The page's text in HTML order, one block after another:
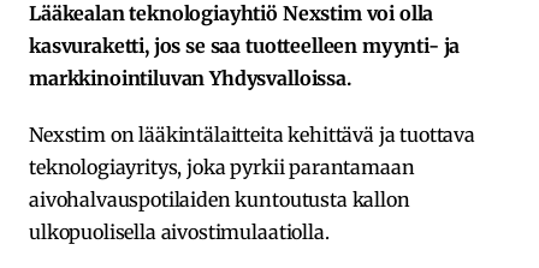
Lääkealan teknologiayhtiö Nexstim voi olla
kasvuraketti, jos se saa tuotteelleen myynti- ja
markkinointiluvan Yhdysvalloissa.
Nexstim on lääkintälaitteita kehittävä ja tuottava
teknologiayritys, joka pyrkii parantamaan
aivohalvauspotilaiden kuntoutusta kallon
ulkopuolisella aivostimulaatiolla.